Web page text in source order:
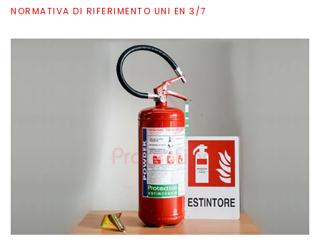
NORMATIVA DI RIFERIMENTO UNI EN 3/7